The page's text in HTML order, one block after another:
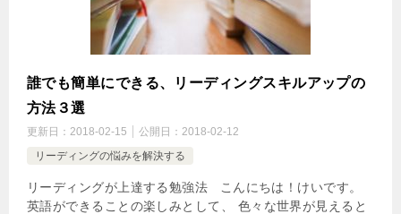
誰でも簡単にできる、リーディングスキルアップの
方法３選
更新日： 2018-02-15 公開日： 2018-02-12
リーディングの悩みを解決する
リーディングが上達する勉強法 こんにちは！けいです。
英語ができることの楽しみとして、 色々な世界が見えると